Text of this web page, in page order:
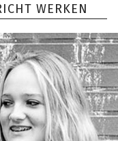
WERKEN